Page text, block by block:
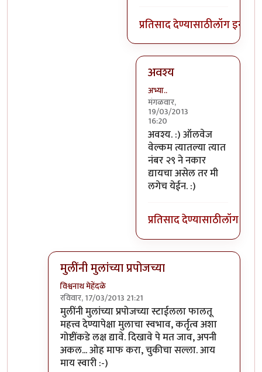
प्रतिसाद देण्यासाठीलॉग इन करा
अवश्य
अभ्या..
मंगळवार,
19/03/2013
16:20
In reply toसगळे दादा न तै
अवश्य. :) ऑलवेज
वेल्कम त्यातल्या त्यात
नंबर २९ ने नकार
द्यायचा असेल तर मी
लगेच येईन. :)
प्रतिसाद देण्यासाठीलॉग इन
मुलींनी मुलांच्या प्रपोजच्या
विश्वनाथ मेहेंदळे
रविवार, 17/03/2013 21:21
In reply toकाय हे?byपिशी अबोली
मुलींनी मुलांच्या प्रपोजच्या स्टाईलला फालतू
महत्त्व देण्यापेक्षा मुलाचा स्वभाव, कर्तृत्व अशा
गोष्टींकडे लक्ष द्यावे. दिखावे पे मत जाव, अपनी
अकल... ओह माफ करा, चुकीचा सल्ला. आय
माय स्वारी :-)